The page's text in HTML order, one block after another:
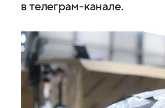
в телеграм-канале.